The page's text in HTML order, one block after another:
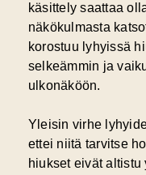
käsittely saattaa
näkökulmasta
korostuu lyhyissä
selkeämmin ja
ulkonäköön.
Yleisin virhe
ettei niitä tarvitse
hiukset eivät